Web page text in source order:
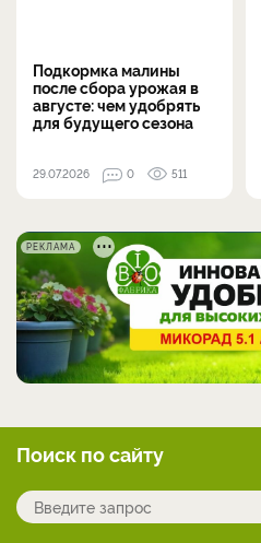
Подкормка малины
после сбора урожая в
августе: чем удобрять
для будущего сезона
29.07.2026 0 511
РЕКЛАМА
Поиск по сайту